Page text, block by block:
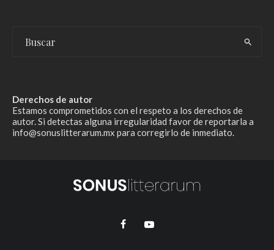
Derechos de autor
Estamos comprometidos con el respeto a los derechos de
autor. Si detectas alguna irregularidad favor de reportarla a
info@sonuslitterarum.mx para corregirlo de inmediato.